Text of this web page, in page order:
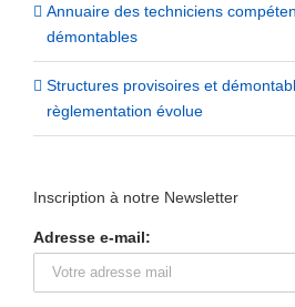
Annuaire des techniciens
démontables
Structures provisoires et
règlementation évolue
Inscription à notre Newsletter
Adresse e-mail: